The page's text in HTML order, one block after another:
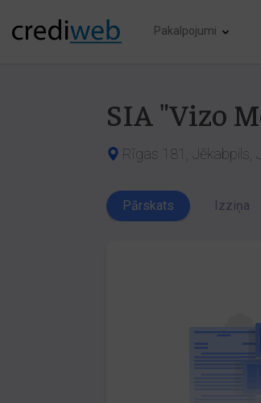
Pakalpojumi
SIA "Vizo
Rīgas 181, Jēkabpils,
Pārskats Izziņa